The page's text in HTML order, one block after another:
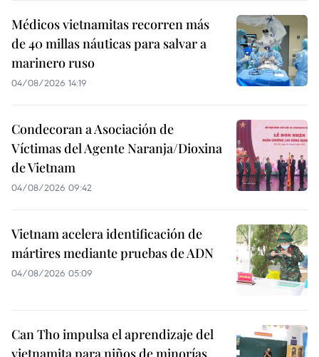
Médicos vietnamitas recorren más
de 40 millas náuticas para salvar a
marinero ruso
04/08/2026 14:19
Condecoran a Asociación de
Víctimas del Agente Naranja/Dioxina
de Vietnam
04/08/2026 09:42
Vietnam acelera identificación de
mártires mediante pruebas de ADN
04/08/2026 05:09
Can Tho impulsa el aprendizaje del